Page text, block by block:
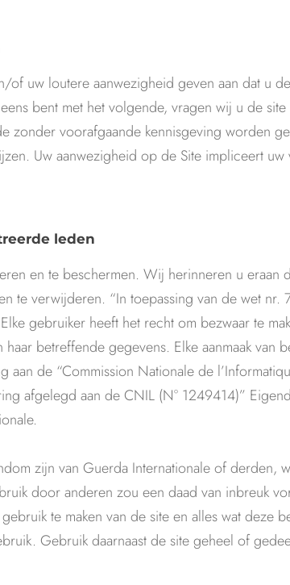
uw loutere aanwezigheid geven aan dat u
bent met het volgende, vragen wij u de
zonder voorafgaande kennisgeving worden
Uw aanwezigheid op de Site impliceert
leden
en te beschermen. Wij herinneren u eraan
verwijderen. “In toepassing van de wet nr.
gebruiker heeft het recht om bezwaar te
betreffende gegevens. Elke aanmaak van
de “Commission Nationale de
afgelegd aan de CNIL (N° 1249414)”
zijn van Guerda Internationale of derden,
door anderen zou een daad van inbreuk
te maken van de site en alles wat deze
Gebruik daarnaast de site geheel of